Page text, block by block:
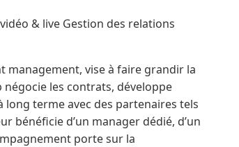
& live Gestion des relations
management, vise à faire grandir la
les contrats, développe
long terme avec des partenaires tels
bénéficie d’un manager dédié, d’un
porte sur la